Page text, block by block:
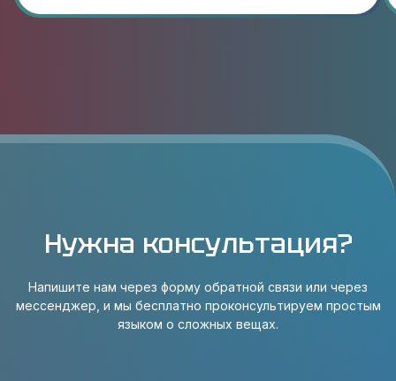
Нужна консультация?
Напишите нам через форму обратной связи или через
мессенджер, и мы бесплатно проконсультируем простым
языком о сложных вещах.